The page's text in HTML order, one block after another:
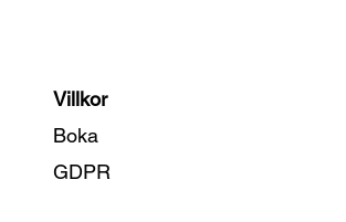
Villkor
Boka
GDPR